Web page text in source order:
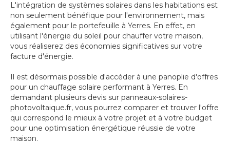
L'intégration de systèmes solaires dans les habitations est
non seulement bénéfique pour l'environnement, mais
également pour le portefeuille à Yerres. En effet, en
utilisant l'énergie du soleil pour chauffer votre maison,
vous réaliserez des économies significatives sur votre
facture d'énergie.
Il est désormais possible d'accéder à une panoplie d'offres
pour un chauffage solaire performant à Yerres. En
demandant plusieurs devis sur panneaux-solaires-
photovoltaique.fr, vous pourrez comparer et trouver l'offre
qui correspond le mieux à votre projet et à votre budget
pour une optimisation énergétique réussie de votre
maison.